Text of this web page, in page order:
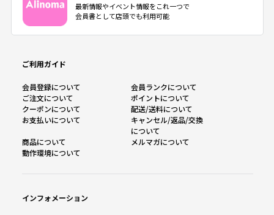
最新情報やイベント情報をこれ一つで
会員書として店頭でも利用可能
ご利用ガイド
会員登録について
会員ランクについて
ご注文について
ポイントについて
クーポンについて
配送/送料について
お支払いについて
キャンセル/返品/交換
について
商品について
メルマガについて
動作環境について
インフォメーション